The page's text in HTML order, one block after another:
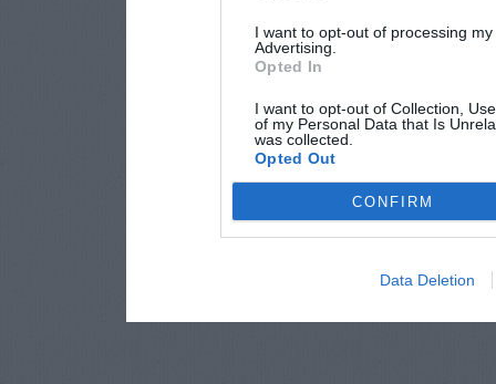
I want to opt-out of processing
Advertising.
Opted In
I want to opt-out of Collection,
of my Personal Data that Is
was collected.
Opted Out
CONFIRM
Data Deletion